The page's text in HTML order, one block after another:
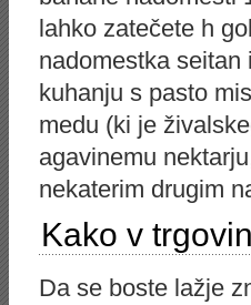
lahko zatečete h
nadomestka seitan
kuhanju s pasto
medu (ki je
agavinemu
nekaterim drugim
Kako v
Da se boste lažje